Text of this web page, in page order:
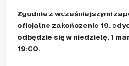
Zgodnie z wcześniejszymi
oficjalne zakończenie 19.
odbędzie się w niedzielę, 1
19:00.